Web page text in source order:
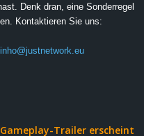
Denk dran, eine Sonderregel
Kontaktieren Sie uns:
Trailer erscheint